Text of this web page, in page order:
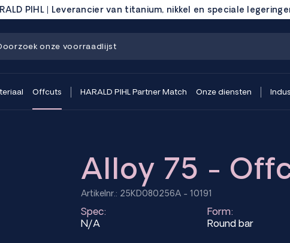
PIHL | Leverancier van titanium, nikkel en speciale
Offcuts HARALD PIHL Partner Match Onze diensten
Alloy 75 -
Artikelnr.: 25KD080256A - 10191
Spec:
N/A
Form:
Round bar